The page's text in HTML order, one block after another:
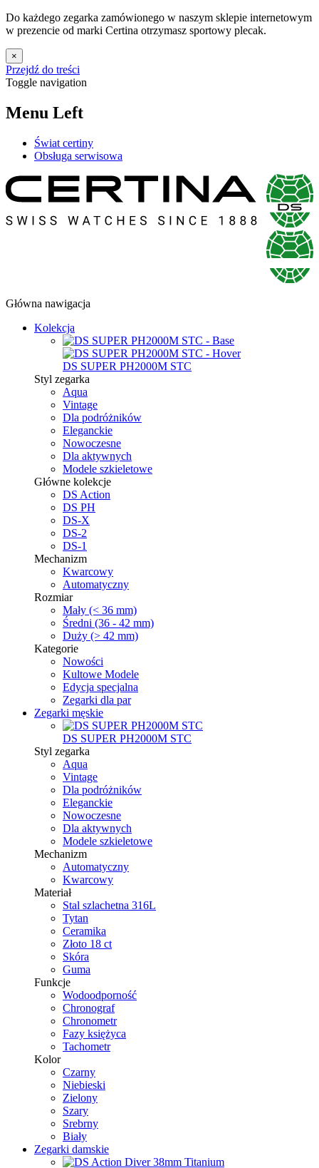
Do każdego zegarka zamówionego w naszym sklepie internetowym
w prezencie od marki Certina otrzymasz sportowy plecak.
×
Przejdź do treści
Toggle navigation
Menu Left
Świat certiny
Obsługa serwisowa
Główna nawigacja
Kolekcja
DS SUPER PH2000M STC
Styl zegarka
Aqua
Vintage
Dla podróżników
Eleganckie
Nowoczesne
Dla aktywnych
Modele szkieletowe
Główne kolekcje
DS Action
DS PH
DS-X
DS-2
DS-1
Mechanizm
Kwarcowy
Automatyczny
Rozmiar
Mały (< 36 mm)
Średni (36 - 42 mm)
Duży (> 42 mm)
Kategorie
Nowości
Kultowe Modele
Edycja specjalna
Zegarki dla par
Zegarki męskie
DS SUPER PH2000M STC
Styl zegarka
Aqua
Vintage
Dla podróżników
Eleganckie
Nowoczesne
Dla aktywnych
Modele szkieletowe
Mechanizm
Automatyczny
Kwarcowy
Materiał
Stal szlachetna 316L
Tytan
Ceramika
Złoto 18 ct
Skóra
Guma
Funkcje
Wodoodporność
Chronograf
Chronometr
Fazy księżyca
Tachometr
Kolor
Czarny
Niebieski
Zielony
Szary
Srebrny
Biały
Zegarki damskie